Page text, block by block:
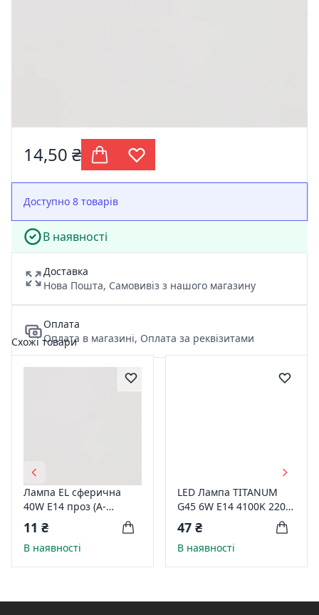
14,50 ₴
Доступно 8 товарів
В наявності
Доставка
Нова Пошта, Самовивіз з нашого магазину
Оплата
Оплата в магазині, Оплата за реквізитами
Схожі товари
Лампа EL сферична
40W E14 проз (А-
ІВ-0036)
11 ₴
В наявності
LED Лампа TITANUM
G45 6W E14 4100K 220V
куля TLG4506144
47 ₴
В наявності